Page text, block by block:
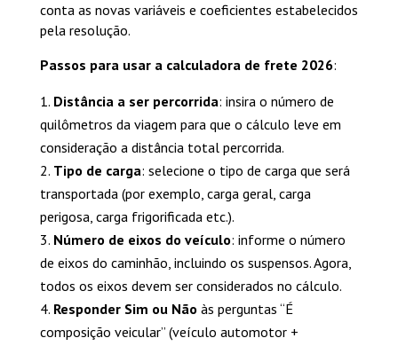
conta as novas variáveis e coeficientes estabelecidos
pela resolução.
Passos para usar a calculadora de frete 2026:
Distância a ser percorrida: insira o número de
quilômetros da viagem para que o cálculo leve em
consideração a distância total percorrida.
Tipo de carga: selecione o tipo de carga que será
transportada (por exemplo, carga geral, carga
perigosa, carga frigorificada etc.).
Número de eixos do veículo: informe o número
de eixos do caminhão, incluindo os suspensos. Agora,
todos os eixos devem ser considerados no cálculo.
Responder Sim ou Não às perguntas “É
composição veicular” (veículo automotor +